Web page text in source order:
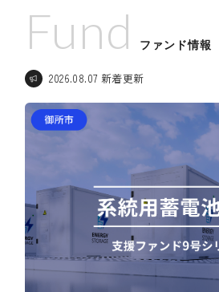
Fund ファンド情報
2026.08.07 新着更新